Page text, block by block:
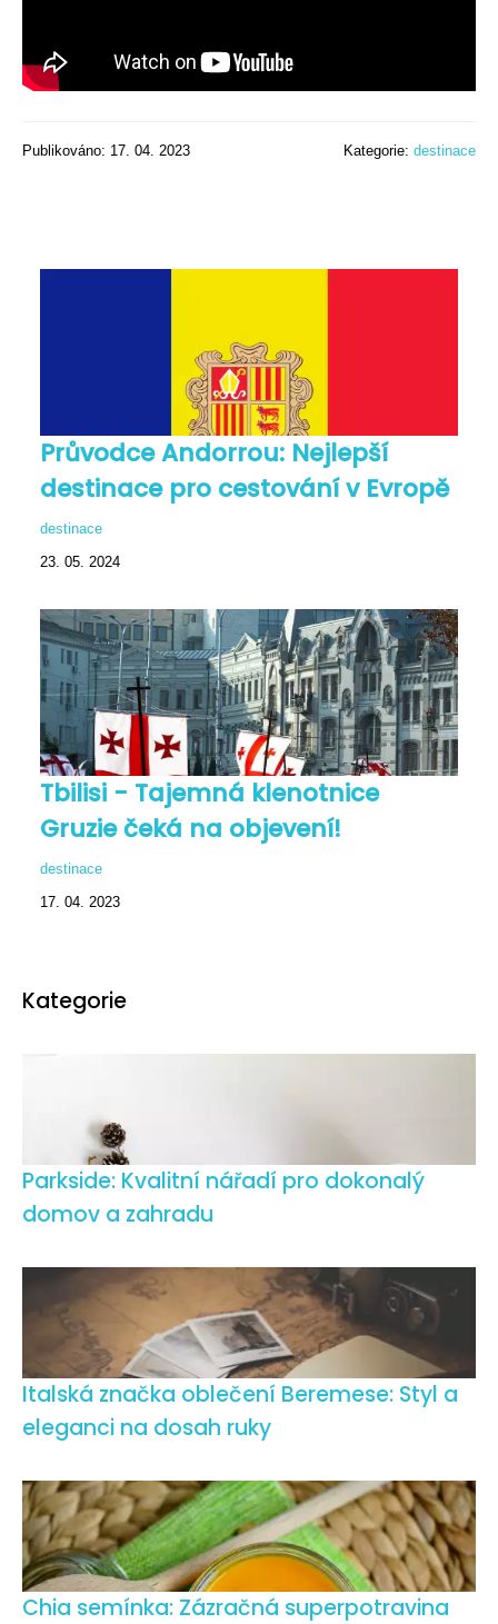
Publikováno: 17. 04. 2023 Kategorie: destinace
Průvodce Andorrou: Nejlepší
destinace pro cestování v Evropě
destinace
23. 05. 2024
Tbilisi - Tajemná klenotnice
Gruzie čeká na objevení!
destinace
17. 04. 2023
Kategorie
Parkside: Kvalitní nářadí pro dokonalý
domov a zahradu
Italská značka oblečení Beremese: Styl a
eleganci na dosah ruky
Chia semínka: Zázračná superpotravina